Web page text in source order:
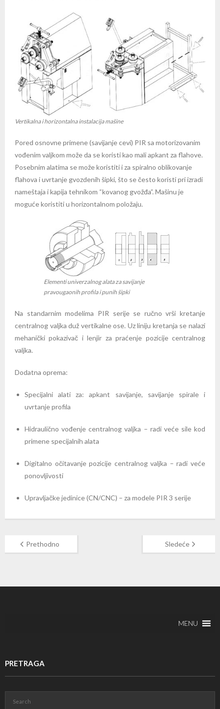
Vertikalna i horizontalna instalacija mašine
Pored osnovne primene (savijanje cevi) PIR sa motorizovanim
vođenim valjkom može da se koristi kao mali apkant za flahove.
Posebnim alatima se može koristiti i za spiralno oblikovanje
flahova i uvrtanje gvozdenih šipki, što se često koristi pri izradi
nameštaja i kapija tehnikom “kovanog gvožđa”. Mašinu je
moguće koristiti u horizontalnom položaju.
Elementi univerzalnog alata za savijanje
pravougaonih profila i punih šipki
Na standarnim modelima PIR serije se ručno vrši kretanje
centralnog valjka duž vertikalne ose. Uz liniju kretanja se nalazi
mehanički pokazivač i lenjir za praćenje pozicije centralnog
valjka.
Dodatna oprema:
Specijalni alati za: apkant savijanje, savijanje spirale i
uvrtanje profila
Hidraulično vođenje centralnog valjka – radi veće sile kod
primene specijalnih alata
Digitalno očitavanje pozicije centralnog valjka – radi veće
ponovljivosti
Upravljačke jedinice (CN/CNC) – za modele PIR 3 serije
Prethodno Sledeće
MENU
PRETRAGA